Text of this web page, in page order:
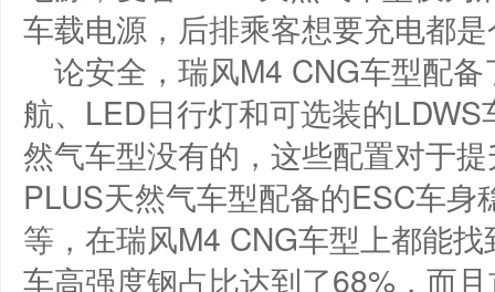
车载电源，后排乘客想要充电都
论安全，瑞风M4 CNG车型配
航、LED日行灯和可选装的
然气车型没有的，这些配置对于
PLUS天然气车型配备的ESC车
等，在瑞风M4 CNG车型上都能
车高强度钢占比达到了68%，而